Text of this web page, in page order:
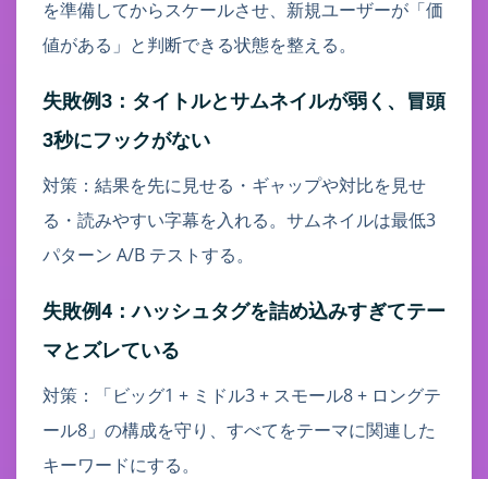
を準備してからスケールさせ、新規ユーザーが「価
値がある」と判断できる状態を整える。
失敗例3：タイトルとサムネイルが弱く、冒頭
3秒にフックがない
対策：結果を先に見せる・ギャップや対比を見せ
る・読みやすい字幕を入れる。サムネイルは最低3
パターン A/B テストする。
失敗例4：ハッシュタグを詰め込みすぎてテー
マとズレている
対策：「ビッグ1 + ミドル3 + スモール8 + ロングテ
ール8」の構成を守り、すべてをテーマに関連した
キーワードにする。